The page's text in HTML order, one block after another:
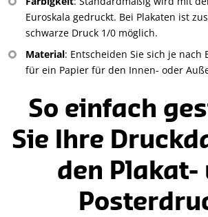
Euroskala gedruckt. Bei Plakaten ist
schwarze Druck 1/0 möglich.
Material: Entscheiden Sie sich je nach
für ein Papier für den Innen- oder
So einfach
Sie Ihre
den Plakat-